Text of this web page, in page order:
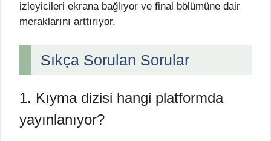
izleyicileri ekrana bağlıyor ve final bölümüne dair
meraklarını arttırıyor.
Sıkça Sorulan Sorular
1. Kıyma dizisi hangi platformda
yayınlanıyor?